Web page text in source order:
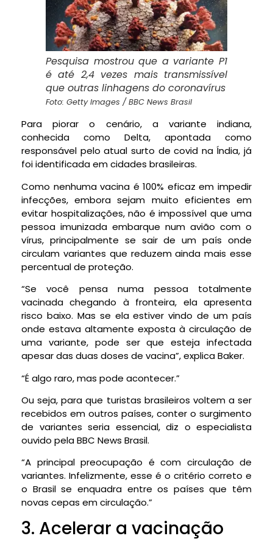
Pesquisa mostrou que a variante P1
é até 2,4 vezes mais transmissível
que outras linhagens do coronavírus
Foto: Getty Images / BBC News Brasil
Para piorar o cenário, a variante indiana,
conhecida como Delta, apontada como
responsável pelo atual surto de covid na Índia, já
foi identificada em cidades brasileiras.
Como nenhuma vacina é 100% eficaz em impedir
infecções, embora sejam muito eficientes em
evitar hospitalizações, não é impossível que uma
pessoa imunizada embarque num avião com o
vírus, principalmente se sair de um país onde
circulam variantes que reduzem ainda mais esse
percentual de proteção.
“Se você pensa numa pessoa totalmente
vacinada chegando à fronteira, ela apresenta
risco baixo. Mas se ela estiver vindo de um país
onde estava altamente exposta à circulação de
uma variante, pode ser que esteja infectada
apesar das duas doses de vacina”, explica Baker.
“É algo raro, mas pode acontecer.”
Ou seja, para que turistas brasileiros voltem a ser
recebidos em outros países, conter o surgimento
de variantes seria essencial, diz o especialista
ouvido pela BBC News Brasil.
“A principal preocupação é com circulação de
variantes. Infelizmente, esse é o critério correto e
o Brasil se enquadra entre os países que têm
novas cepas em circulação.”
3. Acelerar a vacinação